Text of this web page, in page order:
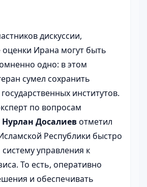
дискуссии,
оценки Ирана могут быть
одно: в этом
сумел сохранить
институтов.
по вопросам
Нурлан Досалиевотметил
Республики быстро
управления к
То есть, оперативно
и обеспечивать